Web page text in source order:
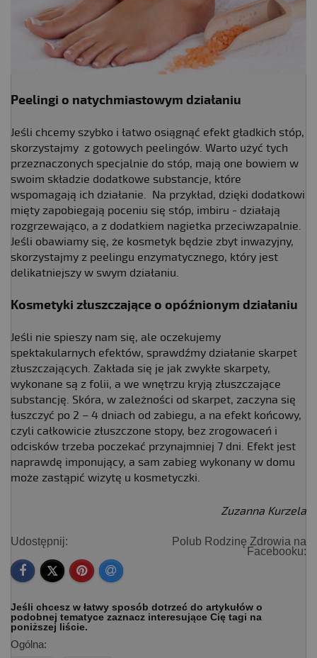
Peelingi o natychmiastowym działaniu
Jeśli chcemy szybko i łatwo osiągnąć efekt gładkich stóp,
skorzystajmy z gotowych peelingów. Warto użyć tych
przeznaczonych specjalnie do stóp, mają one bowiem w
swoim składzie dodatkowe substancje, które
wspomagają ich działanie. Na przykład, dzięki dodatkowi
mięty zapobiegają poceniu się stóp, imbiru - działają
rozgrzewająco, a z dodatkiem nagietka przeciwzapalnie.
Jeśli obawiamy się, że kosmetyk będzie zbyt inwazyjny,
skorzystajmy z peelingu enzymatycznego, który jest
delikatniejszy w swym działaniu.
Kosmetyki złuszczające o opóźnionym działaniu
Jeśli nie spieszy nam się, ale oczekujemy
spektakularnych efektów, sprawdźmy działanie skarpet
złuszczających. Zakłada się je jak zwykłe skarpety,
wykonane są z folii, a we wnętrzu kryją złuszczające
substancję. Skóra, w zależności od skarpet, zaczyna się
łuszczyć po 2 – 4 dniach od zabiegu, a na efekt końcowy,
czyli całkowicie złuszczone stopy, bez zrogowaceń i
odcisków trzeba poczekać przynajmniej 7 dni. Efekt jest
naprawdę imponujący, a sam zabieg wykonany w domu
może zastąpić wizytę u kosmetyczki.
Zuzanna Kurzela
Udostępnij:
Polub Rodzinę Zdrowia na
Facebooku:
Jeśli chcesz w łatwy sposób dotrzeć do artykułów o
podobnej tematyce zaznacz interesujące Cię tagi na
poniższej liście.
Ogólna: